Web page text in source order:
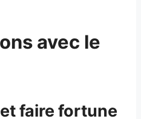
avec le
faire fortune